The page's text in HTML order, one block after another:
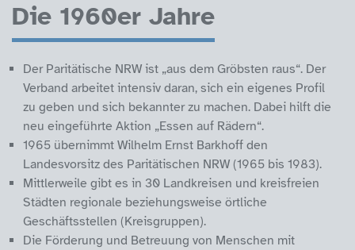
Die 1960er Jahre
Der Paritätische NRW ist „aus dem Gröbsten raus“. Der
Verband arbeitet intensiv daran, sich ein eigenes Profil
zu geben und sich bekannter zu machen. Dabei hilft die
neu eingeführte Aktion „Essen auf Rädern“.
1965 übernimmt Wilhelm Ernst Barkhoff den
Landesvorsitz des Paritätischen NRW (1965 bis 1983).
Mittlerweile gibt es in 30 Landkreisen und kreisfreien
Städten regionale beziehungsweise örtliche
Geschäftsstellen (Kreisgruppen).
Die Förderung und Betreuung von Menschen mit